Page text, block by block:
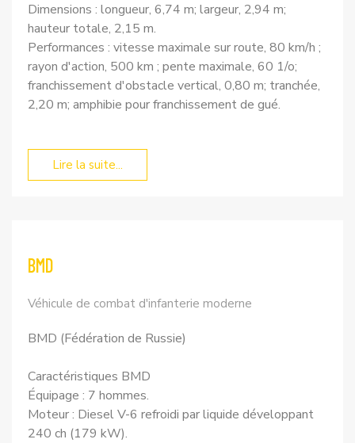
Dimensions : longueur, 6,74 m; largeur, 2,94 m;
hauteur totale, 2,15 m.
Performances : vitesse maximale sur route, 80 km/h ;
rayon d'action, 500 km ; pente maximale, 60 1/o;
franchissement d'obstacle vertical, 0,80 m; tranchée,
2,20 m; amphibie pour franchissement de gué.
Lire la suite...
BMD
Véhicule de combat d'infanterie moderne
BMD (Fédération de Russie)
Caractéristiques BMD
Équipage : 7 hommes.
Moteur : Diesel V-6 refroidi par liquide développant
240 ch (179 kW).